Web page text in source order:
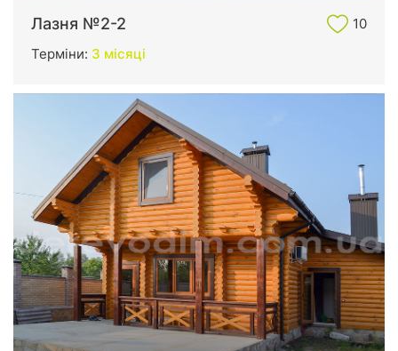
Лазня №2-2
10
Терміни: 3 місяці